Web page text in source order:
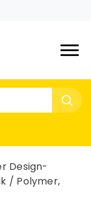
Design-
/ Polymer,